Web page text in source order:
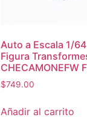
Auto a Escala 1/
Figura
CHECAMONEFW
$749.00
Añadir al carrito